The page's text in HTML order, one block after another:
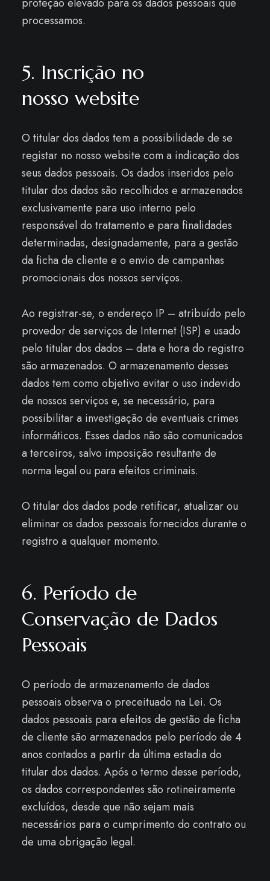
processamos.
5. Inscrição no
nosso website
O titular dos dados tem a possibilidade de se
registar no nosso website com a indicação dos
seus dados pessoais. Os dados inseridos pelo
titular dos dados são recolhidos e armazenados
exclusivamente para uso interno pelo
responsável do tratamento e para finalidades
determinadas, designadamente, para a gestão
da ficha de cliente e o envio de campanhas
promocionais dos nossos serviços.
Ao registrar-se, o endereço IP – atribuído pelo
provedor de serviços de Internet (ISP) e usado
pelo titular dos dados – data e hora do registro
são armazenados. O armazenamento desses
dados tem como objetivo evitar o uso indevido
de nossos serviços e, se necessário, para
possibilitar a investigação de eventuais crimes
informáticos. Esses dados não são comunicados ​​
a terceiros, salvo imposição resultante de
norma legal ou para efeitos criminais.
O titular dos dados pode retificar, atualizar ou
eliminar os dados pessoais fornecidos durante o
registro a qualquer momento.
6. Período de
Conservação de Dados
Pessoais
O período de armazenamento de dados
pessoais observa o preceituado na Lei. Os
dados pessoais para efeitos de gestão de ficha
de cliente são armazenados pelo período de 4
anos contados a partir da última estadia do
titular dos dados. Após o termo desse período,
os dados correspondentes são rotineiramente
excluídos, desde que não sejam mais
necessários para o cumprimento do contrato ou
de uma obrigação legal.